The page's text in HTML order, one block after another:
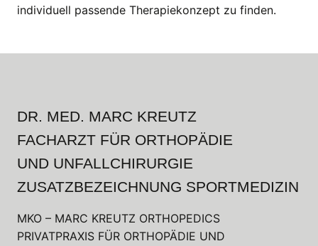
individuell passende Therapiekonzept zu finden.
DR. MED. MARC KREUTZ
FACHARZT FÜR ORTHOPÄDIE
UND UNFALLCHIRURGIE
ZUSATZBEZEICHNUNG SPORTMEDIZIN
MKO – MARC KREUTZ ORTHOPEDICS
PRIVATPRAXIS FÜR ORTHOPÄDIE UND